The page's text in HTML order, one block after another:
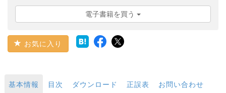
電子書籍を買う
お気に入り
基本情報 目次 ダウンロード 正誤表 お問い合わせ